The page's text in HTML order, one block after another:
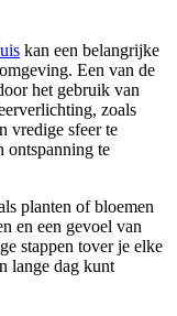
kan een belangrijke
Een van de
het gebruik van
zoals
vredige sfeer te
ontspanning te
planten of bloemen
en een gevoel van
stappen tover je elke
lange dag kunt